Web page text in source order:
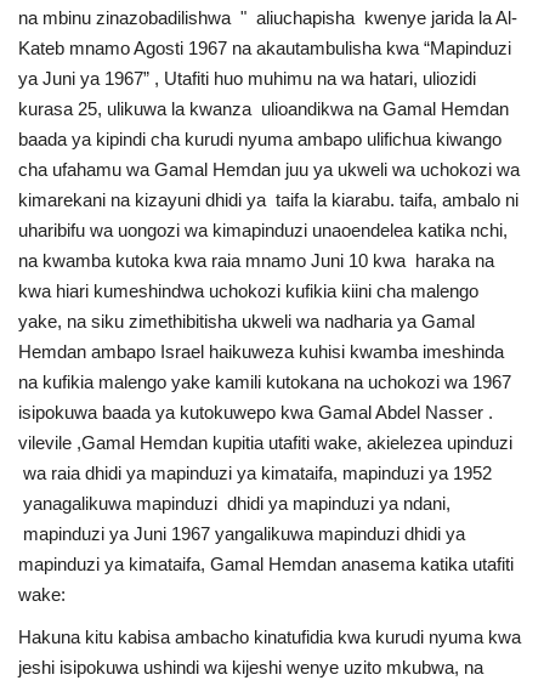
Washiriki
Video
Maonyesho
Wadhamini
Language
French Arabic
na mbinu zinazobadilishwa " aliuchapisha kwenye jarida la Al-
Kateb mnamo Agosti 1967 na akautambulisha kwa “Mapinduzi
ya Juni ya 1967” , Utafiti huo muhimu na wa hatari, uliozidi
kurasa 25, ulikuwa la kwanza ulioandikwa na Gamal Hemdan
baada ya kipindi cha kurudi nyuma ambapo ulifichua kiwango
cha ufahamu wa Gamal Hemdan juu ya ukweli wa uchokozi wa
kimarekani na kizayuni dhidi ya taifa la kiarabu. taifa, ambalo ni
uharibifu wa uongozi wa kimapinduzi unaoendelea katika nchi,
na kwamba kutoka kwa raia mnamo Juni 10 kwa haraka na
kwa hiari kumeshindwa uchokozi kufikia kiini cha malengo
yake, na siku zimethibitisha ukweli wa nadharia ya Gamal
Hemdan ambapo Israel haikuweza kuhisi kwamba imeshinda
na kufikia malengo yake kamili kutokana na uchokozi wa 1967
isipokuwa baada ya kutokuwepo kwa Gamal Abdel Nasser .
vilevile ,Gamal Hemdan kupitia utafiti wake, akielezea upinduzi
wa raia dhidi ya mapinduzi ya kimataifa, mapinduzi ya 1952
yanagalikuwa mapinduzi dhidi ya mapinduzi ya ndani,
mapinduzi ya Juni 1967 yangalikuwa mapinduzi dhidi ya
mapinduzi ya kimataifa, Gamal Hemdan anasema katika utafiti
wake:
Hakuna kitu kabisa ambacho kinatufidia kwa kurudi nyuma kwa
jeshi isipokuwa ushindi wa kijeshi wenye uzito mkubwa, na